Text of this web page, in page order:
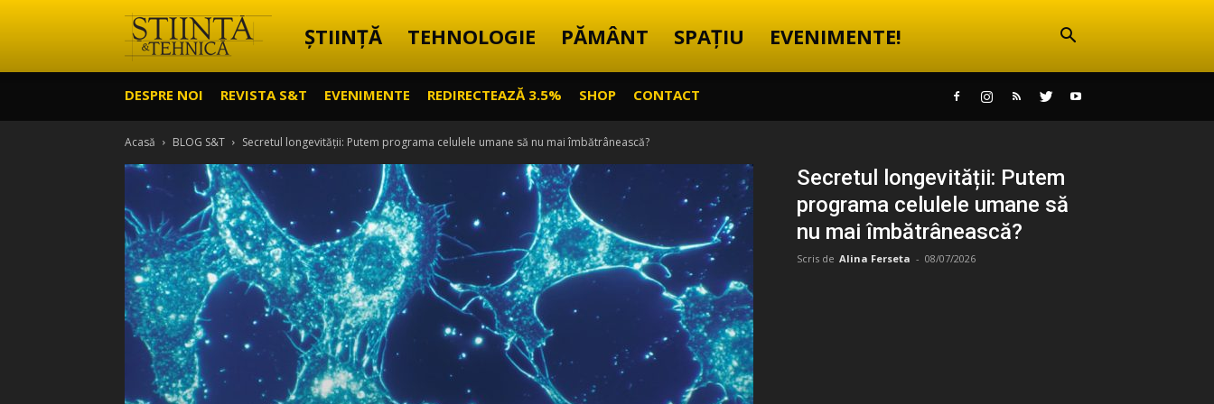
Știință
Tehnică
ȘTIINȚĂ TEHNOLOGIE PĂMÂNT SPAȚIU EVENIMENTE!
DESPRE NOI REVISTA S&T EVENIMENTE REDIRECTEAZĂ 3.5% SHOP CONTACT
Acasă BLOG S&T Secretul longevității: Putem programa celulele umane să nu mai îmbătrânească?
Secretul longevității: Putem
programa celulele umane să
nu mai îmbătrânească?
Scris de Alina Ferseta - 08/07/2026